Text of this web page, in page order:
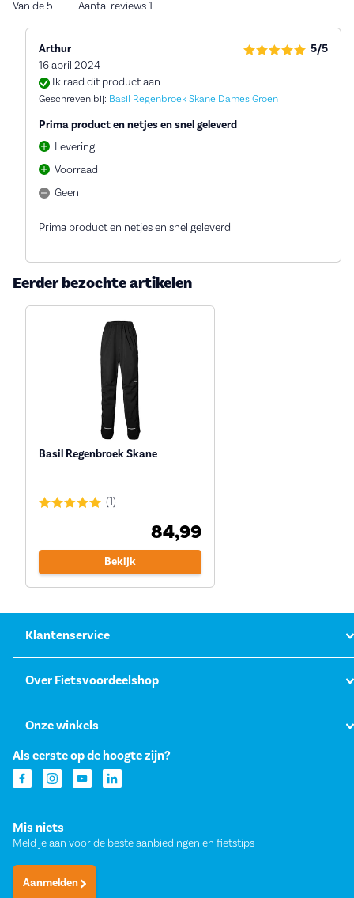
Van de 5 Aantal reviews 1
Arthur
16 april 2024
5/5
Ik raad dit product aan
Geschreven bij: Basil Regenbroek Skane Dames Groen
Prima product en netjes en snel geleverd
Levering
Voorraad
Geen
Prima product en netjes en snel geleverd
Eerder bezochte artikelen
Basil Regenbroek Skane
(1)
84,99
Bekijk
Klantenservice
Over Fietsvoordeelshop
Onze winkels
Als eerste op de hoogte zijn?
Mis niets
Meld je aan voor de beste aanbiedingen en fietstips
Aanmelden